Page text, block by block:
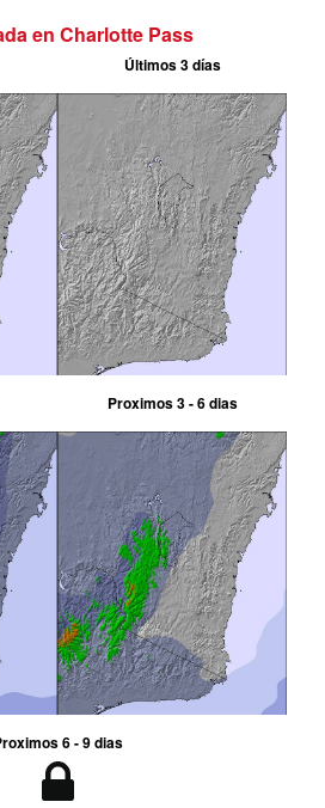
en Charlotte Pass
Últimos 3 días
Proximos 3 - 6 dias
6 - 9 dias